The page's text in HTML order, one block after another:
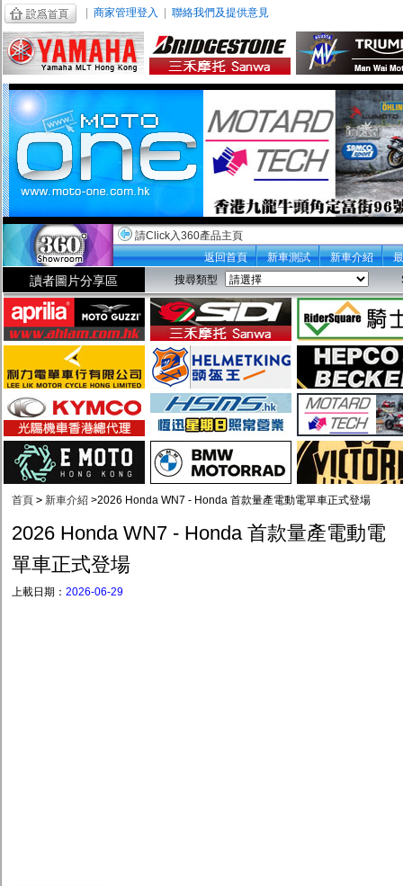
商家管理登入 聯絡我們及提供意見
請Click入360產品主頁
返回首頁
新車測試 新車介紹
讀者圖片分享區 搜尋類型
首頁 > 新車介紹 >2026 Honda WN7 - Honda 首款量產電動電單車正式登場
2026 Honda WN7 - Honda 首款量產電動電
單車正式登場
上載日期： 2026-06-29